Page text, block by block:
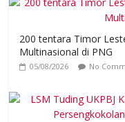
200 tentara Timor
Multinasional di PNG
05/08/2026 No